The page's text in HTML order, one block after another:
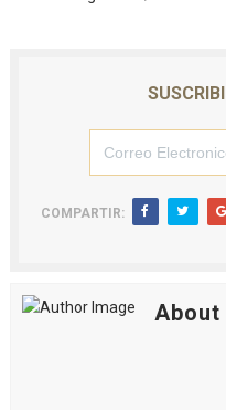
COMPARTIR:
About